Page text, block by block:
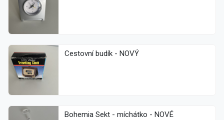
Cestovní budík - NOVÝ
Bohemia Sekt - míchátko - NOVÉ